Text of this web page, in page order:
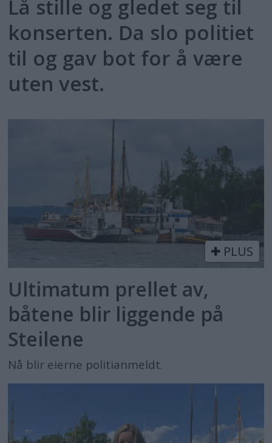
Lå stille og gledet seg til
konserten. Da slo politiet
til og gav bot for å være
uten vest.
PLUS
Ultimatum prellet av,
båtene blir liggende på
Steilene
Nå blir eierne politianmeldt.